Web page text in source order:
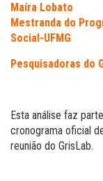
Maíra Lobato
Mestranda do
Social-UFMG
Pesquisadoras do
Esta análise faz
cronograma oficial
reunião do GrisLab.